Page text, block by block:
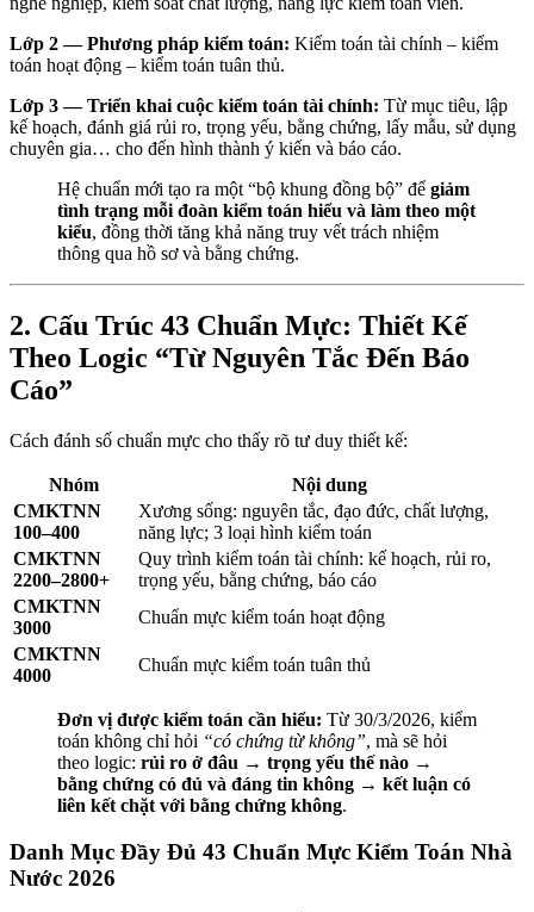
Lớp 2 — Phương pháp kiểm toán: Kiểm toán tài chính – kiểm
toán hoạt động – kiểm toán tuân thủ.
Lớp 3 — Triển khai cuộc kiểm toán tài chính: Từ mục tiêu, lập
kế hoạch, đánh giá rủi ro, trọng yếu, bằng chứng, lấy mẫu, sử dụng
chuyên gia… cho đến hình thành ý kiến và báo cáo.
Hệ chuẩn mới tạo ra một “bộ khung đồng bộ” để giảm
tình trạng mỗi đoàn kiểm toán hiểu và làm theo một
kiểu, đồng thời tăng khả năng truy vết trách nhiệm
thông qua hồ sơ và bằng chứng.
2. Cấu Trúc 43 Chuẩn Mực: Thiết Kế
Theo Logic “Từ Nguyên Tắc Đến Báo
Cáo”
Cách đánh số chuẩn mực cho thấy rõ tư duy thiết kế:
Nhóm
Nội dung
CMKTNN
100–400
Xương sống: nguyên tắc, đạo đức, chất lượng,
năng lực; 3 loại hình kiểm toán
CMKTNN
2200–2800+
Quy trình kiểm toán tài chính: kế hoạch, rủi ro,
trọng yếu, bằng chứng, báo cáo
CMKTNN
3000
Chuẩn mực kiểm toán hoạt động
CMKTNN
4000
Chuẩn mực kiểm toán tuân thủ
Đơn vị được kiểm toán cần hiểu: Từ 30/3/2026, kiểm
toán không chỉ hỏi “có chứng từ không”, mà sẽ hỏi
theo logic: rủi ro ở đâu → trọng yếu thế nào →
bằng chứng có đủ và đáng tin không → kết luận có
liên kết chặt với bằng chứng không.
Danh Mục Đầy Đủ 43 Chuẩn Mực Kiểm Toán Nhà
Nước 2026